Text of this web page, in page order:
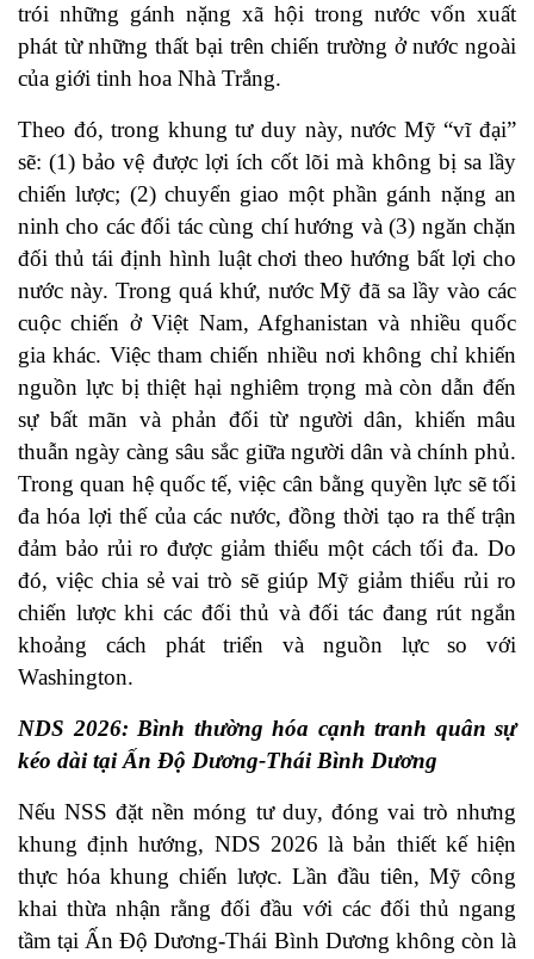
trói những gánh nặng xã hội trong nước vốn xuất
phát từ những thất bại trên chiến trường ở nước ngoài
của giới tinh hoa Nhà Trắng.
Theo đó, trong khung tư duy này, nước Mỹ “vĩ đại”
sẽ: (1) bảo vệ được lợi ích cốt lõi mà không bị sa lầy
chiến lược; (2) chuyển giao một phần gánh nặng an
ninh cho các đối tác cùng chí hướng và (3) ngăn chặn
đối thủ tái định hình luật chơi theo hướng bất lợi cho
nước này. Trong quá khứ, nước Mỹ đã sa lầy vào các
cuộc chiến ở Việt Nam, Afghanistan và nhiều quốc
gia khác. Việc tham chiến nhiều nơi không chỉ khiến
nguồn lực bị thiệt hại nghiêm trọng mà còn dẫn đến
sự bất mãn và phản đối từ người dân, khiến mâu
thuẫn ngày càng sâu sắc giữa người dân và chính phủ.
Trong quan hệ quốc tế, việc cân bằng quyền lực sẽ tối
đa hóa lợi thế của các nước, đồng thời tạo ra thế trận
đảm bảo rủi ro được giảm thiểu một cách tối đa. Do
đó, việc chia sẻ vai trò sẽ giúp Mỹ giảm thiểu rủi ro
chiến lược khi các đối thủ và đối tác đang rút ngắn
khoảng cách phát triển và nguồn lực so với
Washington.
NDS 2026: Bình thường hóa cạnh tranh quân sự
kéo dài tại Ấn Độ Dương-Thái Bình Dương
Nếu NSS đặt nền móng tư duy, đóng vai trò nhưng
khung định hướng, NDS 2026 là bản thiết kế hiện
thực hóa khung chiến lược. Lần đầu tiên, Mỹ công
khai thừa nhận rằng đối đầu với các đối thủ ngang
tầm tại Ấn Độ Dương-Thái Bình Dương không còn là